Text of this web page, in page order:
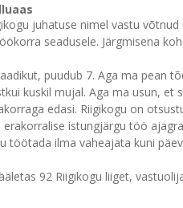
juhatuse nimel vastu
seadusele. Järgmisena
puudub 7. Aga ma pean
kuskil mujal. Aga ma usun, et
edasi. Riigikogu on
erakorralise istungjärgu töö
töötada ilma vaheajata kuni
92 Riigikogu liiget,